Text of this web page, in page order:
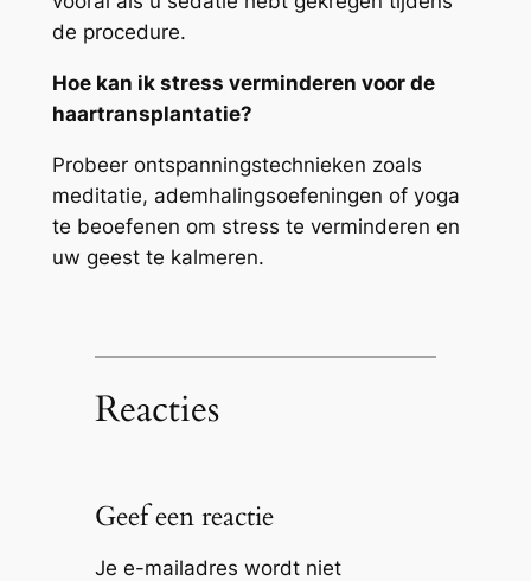
de procedure.
Hoe kan ik stress verminderen voor de
haartransplantatie?
Probeer ontspanningstechnieken zoals
meditatie, ademhalingsoefeningen of yoga
te beoefenen om stress te verminderen en
uw geest te kalmeren.
Reacties
Geef een reactie
Je e-mailadres wordt niet